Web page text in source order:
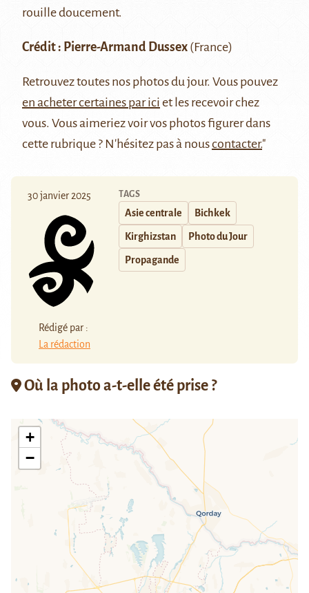
rouille doucement.
Crédit : Pierre-Armand Dussex (France)
Retrouveztoutes nos photos du jour. Vous pouvez
en acheter certaines par ici et les recevoir chez
vous. Vous aimeriez voir vos photos figurer dans
cette rubrique ? N'hésitez pas à nouscontacter."
30 janvier 2025
Rédigé par :
La rédaction
TAGS
Asie centrale Bichkek
Kirghizstan Photo du Jour
Propagande
Où la photo a-t-elle été prise ?
+
−